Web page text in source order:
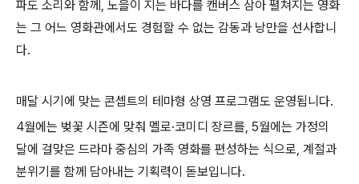
파도 소리와 함께, 노을이 지는 바다를 캔버스 삼아 펼쳐지는 영화
는 그 어느 영화관에서도 경험할 수 없는 감동과 낭만을 선사합니
다.
매달 시기에 맞는 콘셉트의 테마형 상영 프로그램도 운영됩니다.
4월에는 벚꽃 시즌에 맞춰 멜로·코미디 장르를, 5월에는 가정의
달에 걸맞은 드라마 중심의 가족 영화를 편성하는 식으로, 계절과
분위기를 함께 담아내는 기획력이 돋보입니다.